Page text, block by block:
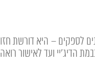
לספקים – היא דורשת
הדיג'יי ועד לאישור